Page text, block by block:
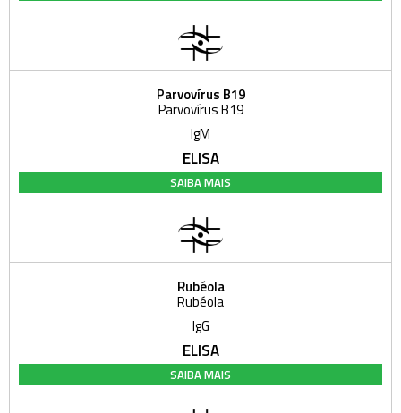
Parvovírus B19
Parvovírus B19
IgM
ELISA
SAIBA MAIS
Rubéola
Rubéola
IgG
ELISA
SAIBA MAIS